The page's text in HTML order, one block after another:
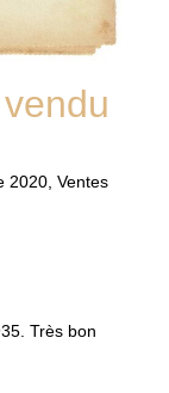
2020 Ventes
Très bon